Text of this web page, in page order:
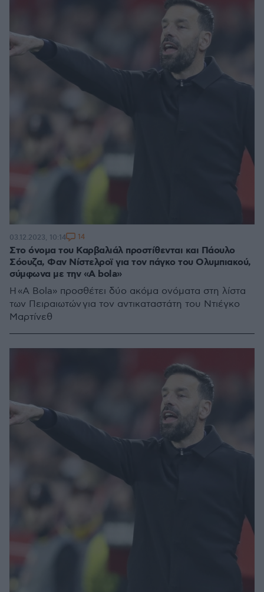
Στο όνομα του Καρβαλιάλ προστίθενται και Πάουλο
Σόουζα, Φαν Νίστελροϊ για τον πάγκο του Ολυμπιακού,
σύμφωνα με την «A bola»
H «A Bola» προσθέτει δύο ακόμα ονόματα στη λίστα
των Πειραιωτών για τον αντικαταστάτη του Ντιέγκο
Μαρτίνεθ
03.12.2023, 10:14 14